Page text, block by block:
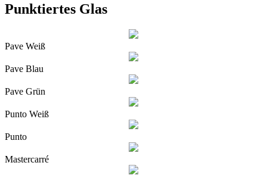
Punktiertes Glas
Pave Weiß
Pave Blau
Pave Grün
Punto Weiß
Punto
Mastercarré